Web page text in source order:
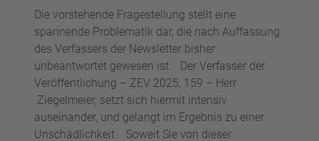
Die vorstehende Fragestellung stellt eine
spannende Problematik dar, die nach Auffassung
des Verfassers der Newsletter bisher
unbeantwortet gewesen ist. Der Verfasser der
Veröffentlichung – ZEV 2025, 159 – Herr
Ziegelmeier, setzt sich hiermit intensiv
auseinander, und gelangt im Ergebnis zu einer
Unschädlichkeit. Soweit Sie von dieser